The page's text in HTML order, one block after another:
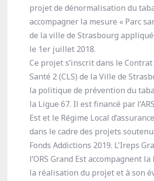
projet de dénormalisation du
accompagner la mesure « Parc
de la ville de Strasbourg
le 1er juillet 2018.
Ce projet s’inscrit dans le Contrat
Santé 2 (CLS) de la Ville de
la politique de prévention du
la Ligue 67. Il est financé par
Est et le Régime Local
dans le cadre des projets
Fonds Addictions 2019. L’Ireps
l’ORS Grand Est accompagnent la
la réalisation du projet et à son